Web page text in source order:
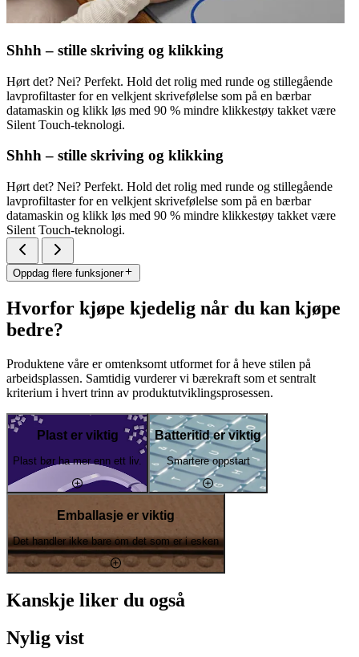
Shhh – stille skriving og klikking
Hørt det? Nei? Perfekt. Hold det rolig med runde og stillegående
lavprofiltaster for en velkjent skrivefølelse som på en bærbar
datamaskin og klikk løs med 90 % mindre klikkestøy takket være
Silent Touch-teknologi.
Shhh – stille skriving og klikking
Hørt det? Nei? Perfekt. Hold det rolig med runde og stillegående
lavprofiltaster for en velkjent skrivefølelse som på en bærbar
datamaskin og klikk løs med 90 % mindre klikkestøy takket være
Silent Touch-teknologi.
Oppdag flere funksjoner
Hvorfor kjøpe kjedelig når du kan kjøpe
bedre?
Produktene våre er omtenksomt utformet for å heve stilen på
arbeidsplassen. Samtidig vurderer vi bærekraft som et sentralt
kriterium i hvert trinn av produktutviklingsprosessen.
Plast er viktig
Plast bør ha mer enn ett liv.
Batteritid er viktig
Smartere oppstart
Emballasje er viktig
Det handler ikke bare om det som er i esken
Kanskje liker du også
Nylig vist